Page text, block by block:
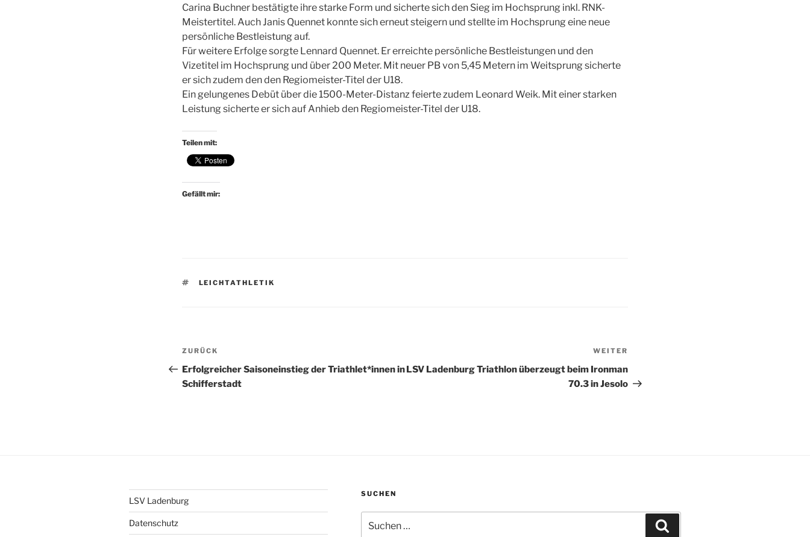
Carina Buchner bestätigte ihre starke Form und sicherte sich den Sieg im Hochsprung inkl. RNK-
Meistertitel. Auch Janis Quennet konnte sich erneut steigern und stellte im Hochsprung eine neue
persönliche Bestleistung auf.
Für weitere Erfolge sorgte Lennard Quennet. Er erreichte persönliche Bestleistungen und den
Vizetitel im Hochsprung und über 200 Meter. Mit neuer PB von 5,45 Metern im Weitsprung sicherte
er sich zudem den den Regiomeister-Titel der U18.
Ein gelungenes Debüt über die 1500-Meter-Distanz feierte zudem Leonard Weik. Mit einer starken
Leistung sicherte er sich auf Anhieb den Regiomeister-Titel der U18.
Teilen mit:
Gefällt mir:
SCHLAGWÖRTER
LEICHTATHLETIK
Beitragsnavigation
Vorheriger
Beitrag
ZURÜCK
Erfolgreicher Saisoneinstieg der Triathlet*innen in
Schifferstadt
Beitrag
WEITER
LSV Ladenburg Triathlon überzeugt beim Ironman
70.3 in Jesolo
LSV Ladenburg
Datenschutz
SUCHEN
nach: